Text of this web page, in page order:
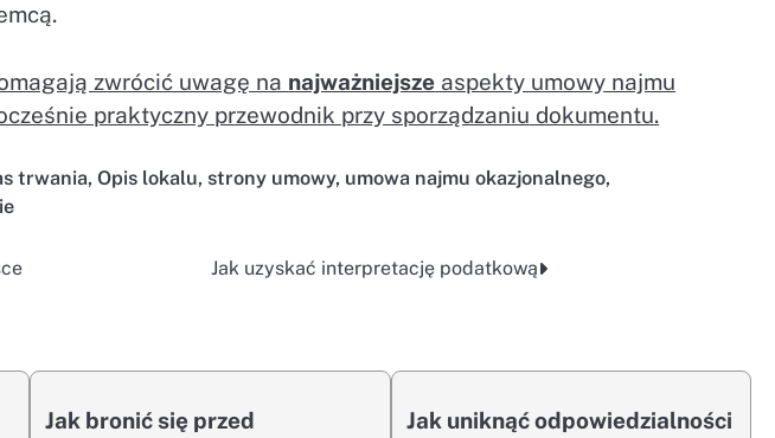
zwrócić uwagę na najważniejsze aspekty umowy najmu
praktyczny przewodnik przy sporządzaniu dokumentu.
trwania,Opis lokalu,strony umowy, umowa najmu okazjonalnego,
Jak uzyskać interpretację podatkową
Jak bronić się przed Jak uniknąć odpowiedzialności